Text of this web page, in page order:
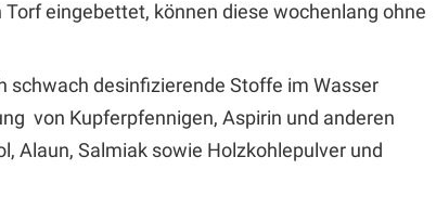
eingebettet, können diese wochenlang ohne
desinfizierende Stoffe im Wasser
von Kupferpfennigen, Aspirin und anderen
Alaun, Salmiak sowie Holzkohlepulver und